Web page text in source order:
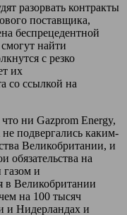
разорвать контракты
поставщика,
беспрецедентной
найти
с резко
их
со ссылкой на
ни Gazprom Energy,
подвергались каким-
Великобритании, и
обязательства на
и
в Великобритании
на 100 тысяч
и Нидерландах и